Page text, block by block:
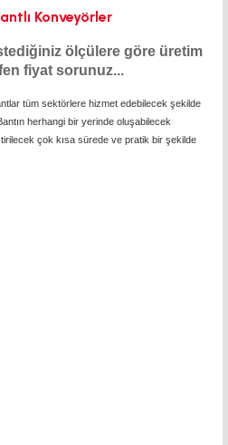
Konveyörler
ölçülere göre üretim
fiyat sorunuz...
tüm sektörlere hizmet edebilecek şekilde
herhangi bir yerinde oluşabilecek
çok kısa sürede ve pratik bir şekilde
kremayer dişli, 45x45 sigma profil,
konveyör bant, kramiyer dişli, mantar